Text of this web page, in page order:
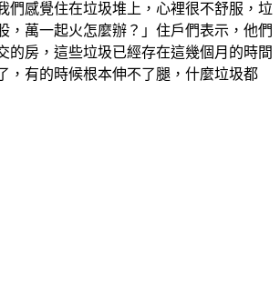
「現在還是冬天，到了夏天會臭死去，現
們感覺住在垃圾堆上，心裡很不舒服，垃
，萬一起火怎麼辦？」住戶們表示，他們
的房，這些垃圾已經存在這幾個月的時間
，有的時候根本伸不了腿，什麼垃圾都